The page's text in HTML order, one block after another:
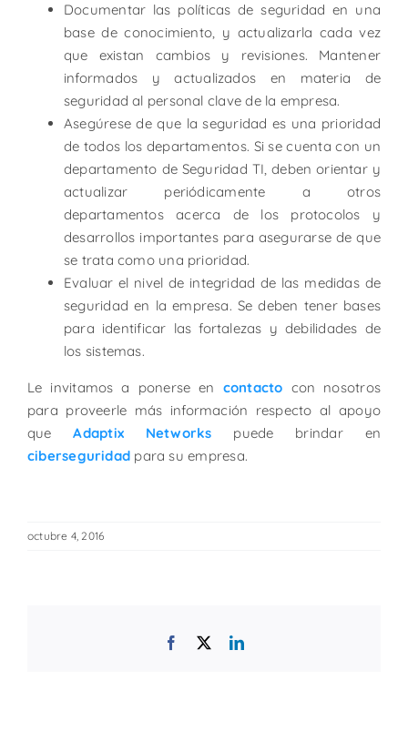
Documentar las políticas de seguridad en una
base de conocimiento, y actualizarla cada vez
que existan cambios y revisiones. Mantener
informados y actualizados en materia de
seguridad al personal clave de la empresa.
Asegúrese de que la seguridad es una prioridad
de todos los departamentos. Si se cuenta con un
departamento de Seguridad TI, deben orientar y
actualizar periódicamente a otros
departamentos acerca de los protocolos y
desarrollos importantes para asegurarse de que
se trata como una prioridad.
Evaluar el nivel de integridad de las medidas de
seguridad en la empresa. Se deben tener bases
para identificar las fortalezas y debilidades de
los sistemas.
Le invitamos a ponerse en contacto con nosotros
para proveerle más información respecto al apoyo
queAdaptix Networks puede brindar en
ciberseguridad para su empresa.
octubre 4, 2016
Facebook LinkedIn